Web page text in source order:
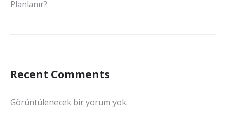
Planlanır?
Recent Comments
Görüntülenecek bir yorum yok.